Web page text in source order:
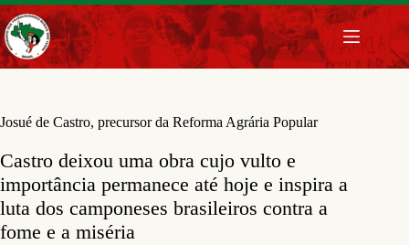
Pular
para
o
conteúdo
Josué de Castro, precursor da Reforma Agrária Popular
Castro deixou uma obra cujo vulto e
importância permanece até hoje e inspira a
luta dos camponeses brasileiros contra a
fome e a miséria